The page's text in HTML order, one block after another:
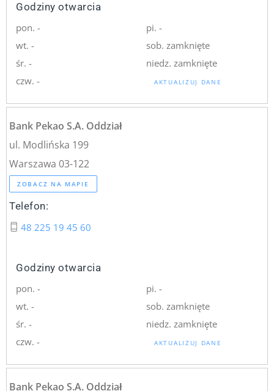
Godziny otwarcia
pon. -
wt. -
śr. -
czw. -
pi. -
sob. zamknięte
niedz. zamknięte
AKTUALIZUJ DANE
Bank Pekao S.A. Oddział
ul. Modlińska 199
Warszawa 03-122
ZOBACZ NA MAPIE
Telefon:
48 225 19 45 60
Godziny otwarcia
pon. -
wt. -
śr. -
czw. -
pi. -
sob. zamknięte
niedz. zamknięte
AKTUALIZUJ DANE
Bank Pekao S.A. Oddział